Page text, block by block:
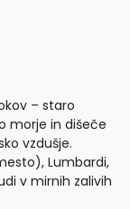
– staro
morje in dišeče
vzdušje.
Lumbardi,
v mirnih zalivih